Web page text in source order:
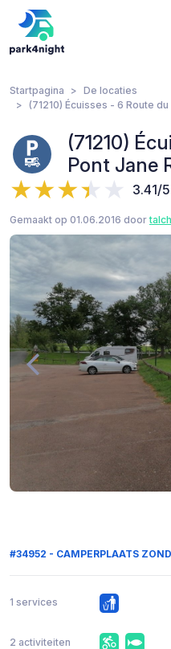
Startpagina
De locaties
(71210) Écuisses - 6 Route
(71210)
Pont Jane
3.41/5
Gemaakt op 01.06.2016 door
#34952 - CAMPERPLAATS
1 services
2 activiteiten